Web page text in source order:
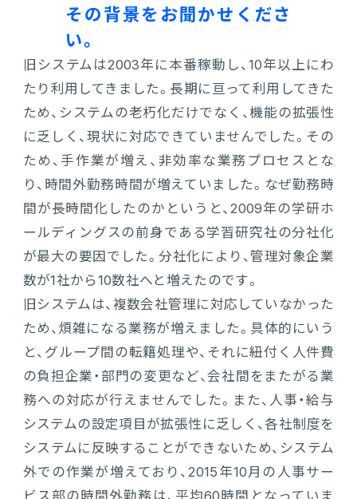
その背景をお聞かせくださ
い。
旧システムは2003年に本番稼動し、10年以上にわ
たり利用してきました。長期に亘って利用してきた
ため、システムの老朽化だけでなく、機能の拡張性
に乏しく、現状に対応できていませんでした。その
ため、手作業が増え、非効率な業務プロセスとな
り、時間外勤務時間が増えていました。なぜ勤務時
間が長時間化したのかというと、2009年の学研ホ
ールディングスの前身である学習研究社の分社化
が最大の要因でした。分社化により、管理対象企業
数が1社から10数社へと増えたのです。
旧システムは、複数会社管理に対応していなかった
ため、煩雑になる業務が増えました。具体的にいう
と、グループ間の転籍処理や、それに紐付く人件費
の負担企業・部門の変更など、会社間をまたがる業
務への対応が行えませんでした。また、人事・給与
システムの設定項目が拡張性に乏しく、各社制度を
システムに反映することができないため、システム
外での作業が増えており、2015年10月の人事サー
ビス部の時間外勤務は、平均60時間となっていま